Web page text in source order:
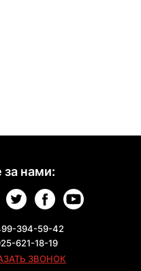
за нами:
394-59-42
621-18-19
ЗВОНОК